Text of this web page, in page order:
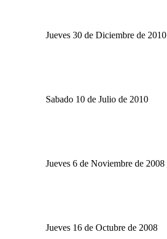
Jueves 30 de Diciembre de 2010
Sabado 10 de Julio de 2010
Jueves 6 de Noviembre de 2008
Jueves 16 de Octubre de 2008